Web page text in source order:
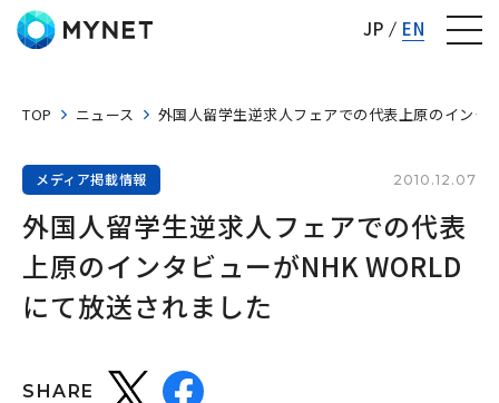
JP EN
TOP ニュース 外国人留学生逆求人フェアでの代表上原のインタ
メディア掲載情報 2010.12.07
外国人留学生逆求人フェアでの代表
上原のインタビューがNHK WORLD
にて放送されました
SHARE